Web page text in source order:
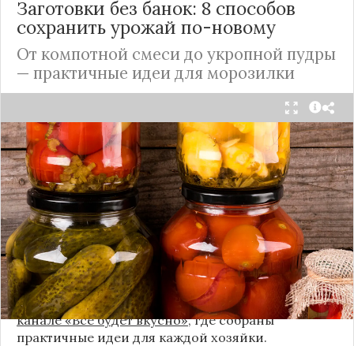
Заготовки без банок: 8 способов
сохранить урожай по-новому
От компотной смеси до укропной пудры
— практичные идеи для морозилки
Каждый год, когда приходит пора богатого
урожая, я стараюсь сохранить максимум летних
витаминов. Закатки в банки — это, безусловно,
классика, которая никуда не уходит из нашей
жизни. Но современный подход к хранению
продуктов показывает, что есть и более простые,
быстрые и удобные способы.
Сегодня я делюсь своими любимыми рецептами
без банок и долгих стерилизаций. Подробнее и с
пошаговыми инструкциями их можно найти на
канале «Все будет вкусно», где собраны
практичные идеи для каждой хозяйки.